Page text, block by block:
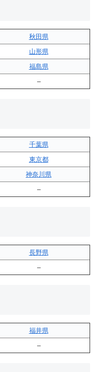
秋田県
山形県
福島県
–
千葉県
東京都
神奈川県
–
長野県
–
福井県
–